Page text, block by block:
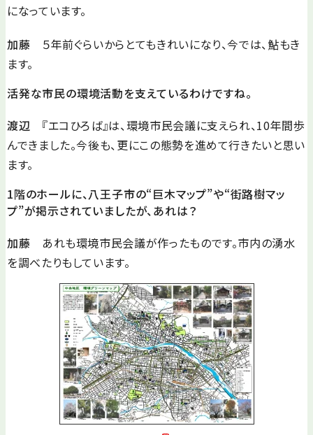
になっています。
加藤 ５年前ぐらいからとてもきれいになり、今では、鮎もき
ます。
活発な市民の環境活動を支えているわけですね。
渡辺 『エコひろば』は、環境市民会議に支えられ、10年間歩
んできました。今後も、更にこの態勢を進めて行きたいと思い
ます。
1階のホールに、八王子市の“巨木マップ”や“街路樹マッ
プ”が掲示されていましたが、あれは？
加藤 あれも環境市民会議が作ったものです。市内の湧水
を調べたりもしています。